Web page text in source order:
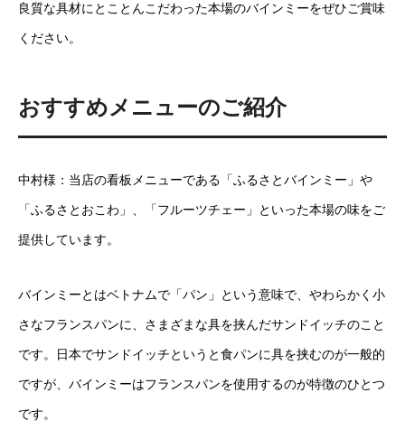
良質な具材にとことんこだわった本場のバインミーをぜひご賞味
ください。
おすすめメニューのご紹介
中村様：当店の看板メニューである「ふるさとバインミー」や
「ふるさとおこわ」、「フルーツチェー」といった本場の味をご
提供しています。
バインミーとはベトナムで「パン」という意味で、やわらかく小
さなフランスパンに、さまざまな具を挟んだサンドイッチのこと
です。日本でサンドイッチというと食パンに具を挟むのが一般的
ですが、バインミーはフランスパンを使用するのが特徴のひとつ
です。